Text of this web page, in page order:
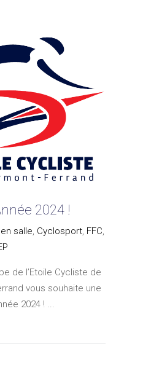
2024 !
salle, Cyclosport, FFC,
de l’Etoile Cycliste de
vous souhaite une
2024 ! ...